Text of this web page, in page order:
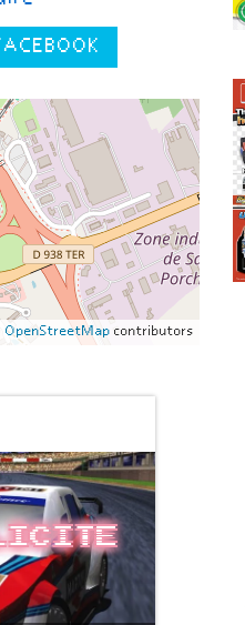
OpenStreetMap contributors